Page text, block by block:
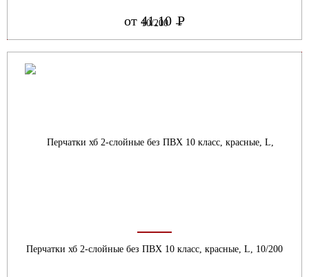
от 41.10 Р
УБ.
Перчатки хб 2-слойные без ПВХ 10 класс, красные, L, 10/200